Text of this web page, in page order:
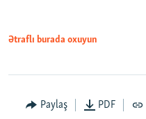
Ətraflı burada oxuyun
Paylaş PDF